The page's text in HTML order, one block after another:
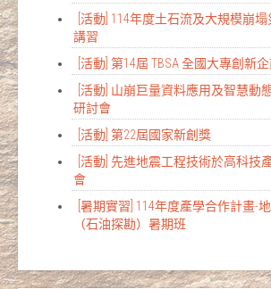
[活動] 114年度土石流及大規模崩
講習
[活動] 第14屆 TBSA 全國大專創新
[活動] 山崩巨量資料應用及智慧動
研討會
[活動] 第22屆國家新創獎
[活動] 先進地震工程技術於高科技
會
[暑期實習] 114年度產學合作計畫-
（石油探勘）暑期班